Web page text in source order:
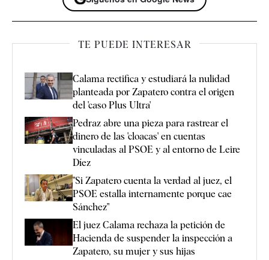
TE PUEDE INTERESAR
Calama rectifica y estudiará la nulidad
planteada por Zapatero contra el origen
del 'caso Plus Ultra'
Pedraz abre una pieza para rastrear el
dinero de las 'cloacas' en cuentas
vinculadas al PSOE y al entorno de Leire
Díez
"Si Zapatero cuenta la verdad al juez, el
PSOE estalla internamente porque cae
Sánchez"
El juez Calama rechaza la petición de
Hacienda de suspender la inspección a
Zapatero, su mujer y sus hijas